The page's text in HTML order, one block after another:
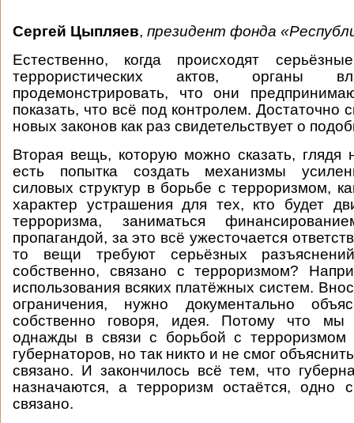
Сергей Цыпляев, президент фонда
Естественно, когда происходят
террористических актов, органы
продемонстрировать, что они
показать, что всё под контролем. Достаточно
новых законов как раз свидетельствует о
Вторая вещь, которую можно сказать, глядя
есть попытка создать механизмы
силовых структур в борьбе с терроризмом,
характер устрашения для тех, кто будет
терроризма, заниматься
пропагандой, за это всё ужесточается
то вещи требуют серьёзных
собственно, связано с терроризмом?
использования всяких платёжных систем.
ограничения, нужно документально
собственно говоря, идея. Потому что
однажды в связи с борьбой с терроризмом
губернаторов, но так никто и не смог
связано. И закончилось всё тем, что
назначаются, а терроризм остаётся, одно
связано.